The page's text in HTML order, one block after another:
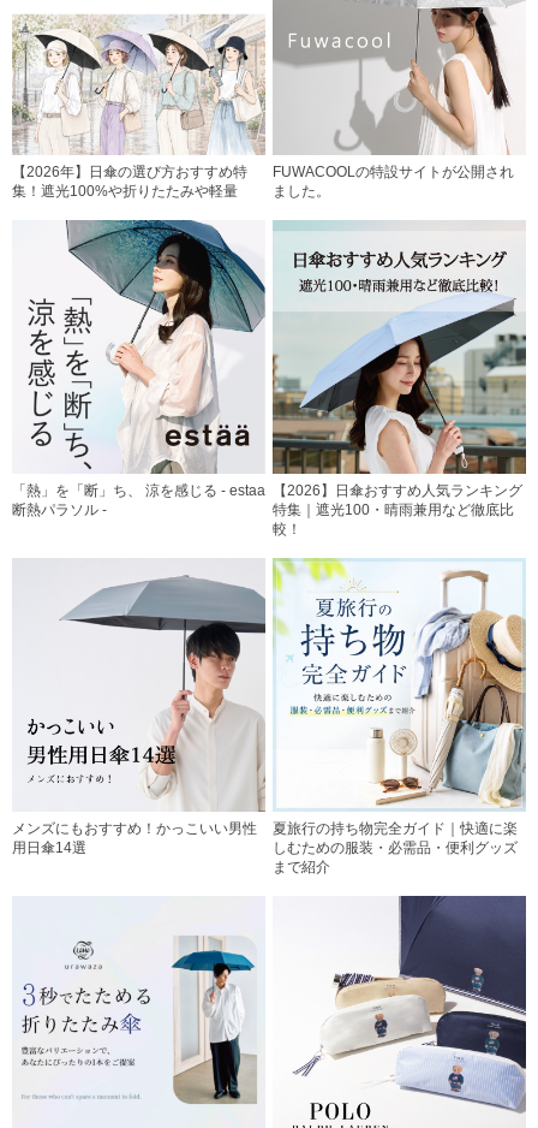
【2026年】日傘の選び方おすすめ特
集！遮光100%や折りたたみや軽量
FUWACOOLの特設サイトが公開され
ました。
「熱」を「断」ち、 涼を感じる - estaa
断熱パラソル -
【2026】日傘おすすめ人気ランキング
特集｜遮光100・晴雨兼用など徹底比
較！
メンズにもおすすめ！かっこいい男性
用日傘14選
夏旅行の持ち物完全ガイド｜快適に楽
しむための服装・必需品・便利グッズ
まで紹介